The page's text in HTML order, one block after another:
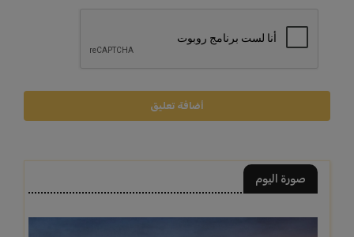
أضافة تعليق
صورة اليوم